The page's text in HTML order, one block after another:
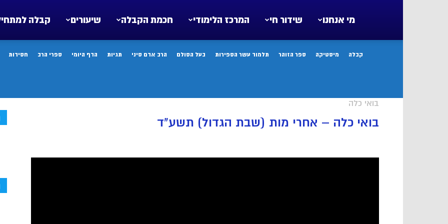
קבלה שיעורים חכמת הקבלה המרכז הלימודי שידור חי מי אנחנו
קבלה מיסטיקה ספר הזוהר תלמוד עשר הספירות בעל הסולם הרב אדם סיני תגיות הדף היומי ספרי הרב חסידות
בואי כלה
בואי כלה – אחרי מות (שבת הגדול) תשע"ד